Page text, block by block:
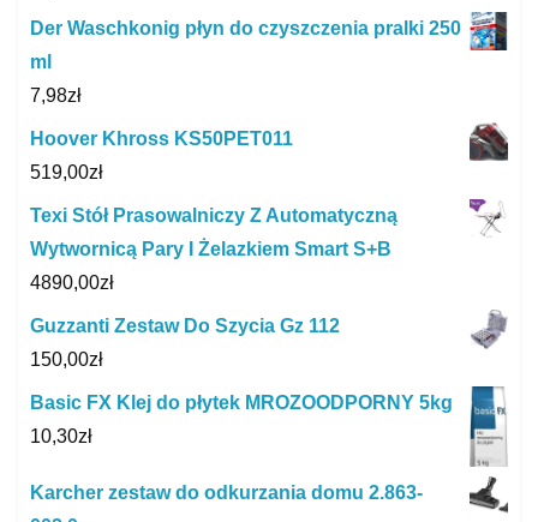
Der Waschkonig płyn do czyszczenia pralki 250
ml
7,98zł
Hoover Khross KS50PET011
519,00zł
Texi Stół Prasowalniczy Z Automatyczną
Wytwornicą Pary I Żelazkiem Smart S+B
4890,00zł
Guzzanti Zestaw Do Szycia Gz 112
150,00zł
Basic FX Klej do płytek MROZOODPORNY 5kg
10,30zł
Karcher zestaw do odkurzania domu 2.863-